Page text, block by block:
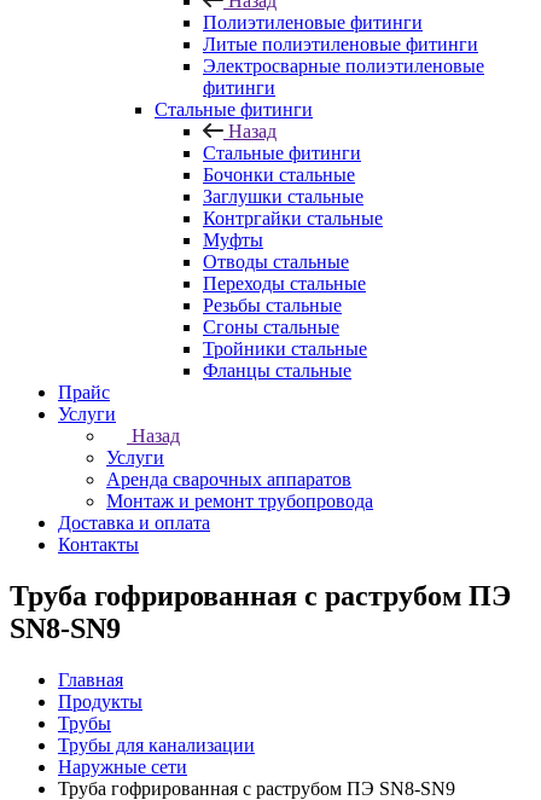
Полиэтиленовые фитинги
Литые полиэтиленовые фитинги
Электросварные полиэтиленовые
фитинги
Стальные фитинги
Назад
Стальные фитинги
Бочонки стальные
Заглушки стальные
Контргайки стальные
Муфты
Отводы стальные
Переходы стальные
Резьбы стальные
Сгоны стальные
Тройники стальные
Фланцы стальные
Прайс
Услуги
Назад
Услуги
Аренда сварочных аппаратов
Монтаж и ремонт трубопровода
Доставка и оплата
Контакты
Труба гофрированная с раструбом ПЭ
SN8-SN9
Главная
Продукты
Трубы
Трубы для канализации
Наружные сети
Труба гофрированная с раструбом ПЭ SN8-SN9